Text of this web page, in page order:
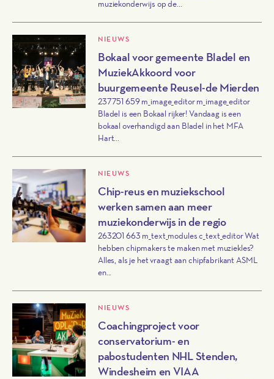
muziekonderwijs op de...
NIEUWS
Bokaal voor gemeente Bladel en
MuziekAkkoord voor
buurgemeente Reusel-de Mierden
237751 659 m_image_editor m_image_editor
Bladel is een Bokaal rijker! Vandaag is een
bokaal overhandigd aan Bladel in het MFA
Hart...
NIEUWS
Chip-reus en muziekschool
werken samen aan meer
muziekonderwijs in de regio
263201 663 m_text_modules c_text_editor Wat
hebben chipmakers te maken met muziekles?
Alles, als je het vraagt aan chipfabrikant ASML
en...
NIEUWS
Coachingproject voor
conservatorium- en
pabostudenten NHL Stenden,
Windesheim en VIAA